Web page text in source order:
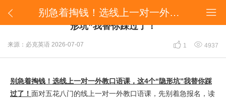
 
​别急着掏钱！选线上一对一外教口语课，这4个“隐形坑”我替你踩过了！
​别急着掏钱！选线上一对一外教口语课，这4个“隐
形坑”我替你踩过了！
来源：必克英语 2026-07-07  1  4937
别急着掏钱！选线上一对一外教口语课，这4个“隐形坑”我替你踩
过了！ 面对五花八门的线上一对一外教口语课，先别着急报名，读